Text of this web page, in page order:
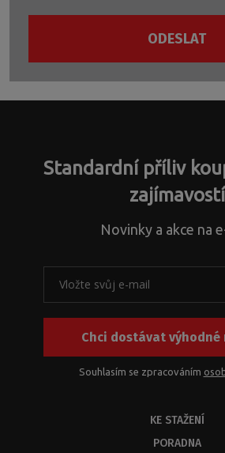
řešení
problematikou
našim
produktům
nebo
kombinací.
ODESLAT
se
nepodařilo
Standardní příliv
zajímavostí
Novinky a akce na
Chci dostávat výhodné
Souhlasím se zpracováním
KE STAŽENÍ
PORADNA